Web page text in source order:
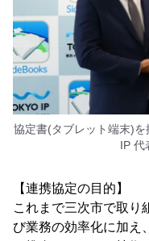
協定書(タブレット端末)
IP 代
【連携協定の目的】
これまで三次市で取り
び業務の効率化に加え